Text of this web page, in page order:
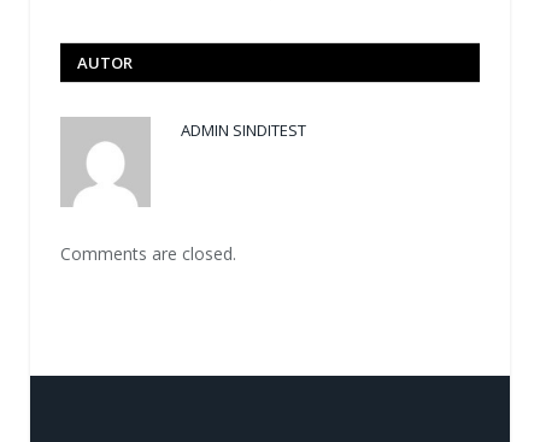
AUTOR
ADMIN SINDITEST
Comments are closed.